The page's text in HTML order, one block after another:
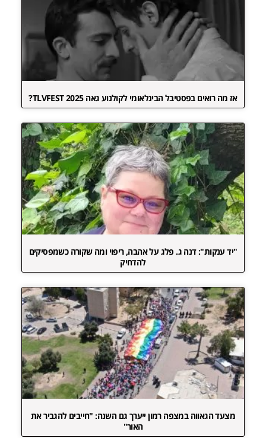
אז מה רואים בפסטיבל הבינלאומי לקולנוע גאה TLVFEST 2025?
"יד ענקות": דנה ג. פלג על אהבה, ריפוי ומה שקורה כשמפסיקים
להדחיק
מצעד הגאווה במצפה רמון ייערך גם השנה: "חייבים להגביר את
האור"